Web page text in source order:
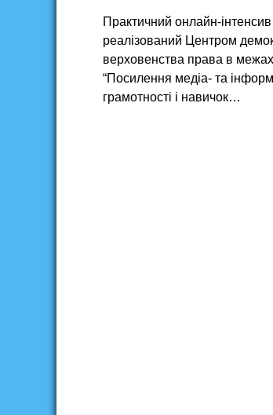
Практичний онлайн-інтенсив
реалізований Центром
верховенства права в
“Посилення медіа- та
грамотності і навичок…